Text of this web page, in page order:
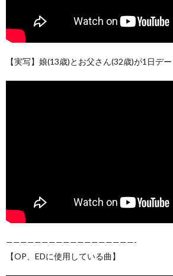
【実写】娘(13歳)とお父さん(32歳)が1日デ
——————————————————-
【OP、EDに使用している曲】